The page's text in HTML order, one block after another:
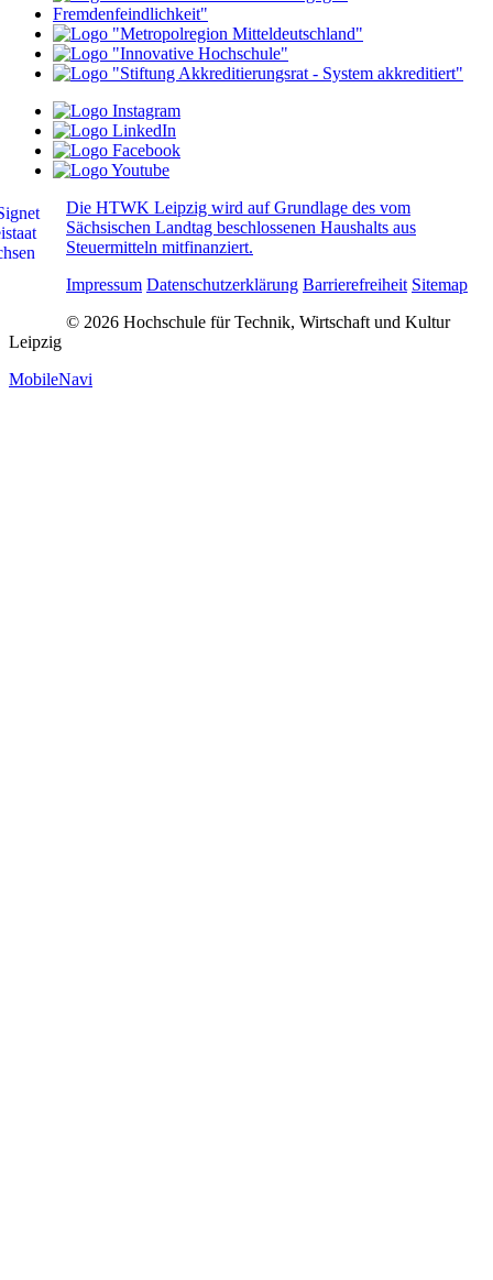
Die HTWK Leipzig wird auf Grundlage des vom
Sächsischen Landtag beschlossenen Haushalts aus
Steuermitteln mitfinanziert.
Impressum Datenschutzerklärung Barrierefreiheit Sitemap
© 2026 Hochschule für Technik, Wirtschaft und Kultur
Leipzig
MobileNavi